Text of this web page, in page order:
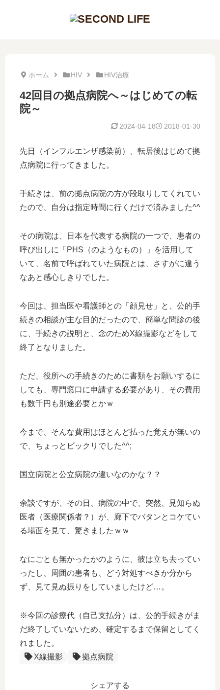
ホーム HIV HIV治療
42回目の拠点病院へ～はじめての転
院～
2018-01-30
2024-04-18
先日（インフルエンザ感染前）、転居後はじめて拠
点病院に行ってきました。
手続きは、前の拠点病院の方が段取りしてくれてい
たので、自分は指定時間に行くだけで済みました^^
その病院は、日本を代表する病院の一つで、患者の
呼び出しに「PHS（のようなもの）」を活用して
いて、名前で呼ばれていた病院とは、さすがに違う
なあと感心しきりでした。
今回は、担当医や看護師との「顔見せ」と、公的手
続きの相談が主な目的だったので、簡単な問診の後
に、手続きの説明と、念のためX線撮影などをして
終了となりました。
ただ、役所への手続きのために書類をお願いするに
しても、専門窓口に申請する必要があり、その費用
も数千円も別途必要とかｗ
今まで、そんな費用はほとんど払った覚えが無いの
で、ちょっとビックリでした^^;
国立病院と公立病院の違いなのかな？？
余談ですが、その日、病院の中で、突然、見知らぬ
医者（医療関係者？）が、廊下でバタンとコケてい
る場面を見て、驚きましたｗｗ
なにごとも無かったかのように、彼は立ち去ってい
ったし、周囲の患者も、どう対処すべきか分から
ず、見て見ぬ振りをしていましたけど…。
※今回の診療代（自己支払分）は、公的手続きがま
だ終了していないため、確定するまで保留としてく
れました。
X線撮影
拠点病院
シェアする